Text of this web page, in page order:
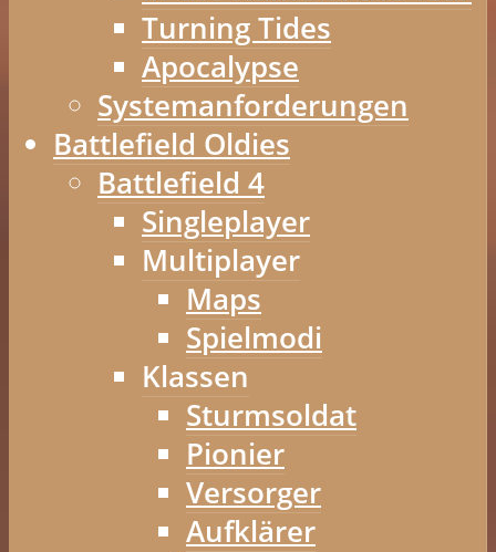
Turning Tides
Apocalypse
Systemanforderungen
Battlefield Oldies
Battlefield 4
Singleplayer
Multiplayer
Maps
Spielmodi
Klassen
Sturmsoldat
Pionier
Versorger
Aufklärer